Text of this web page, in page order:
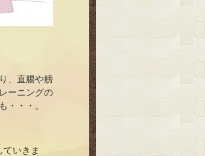
、直腸や膀
ーニングの
・・・。
いきま